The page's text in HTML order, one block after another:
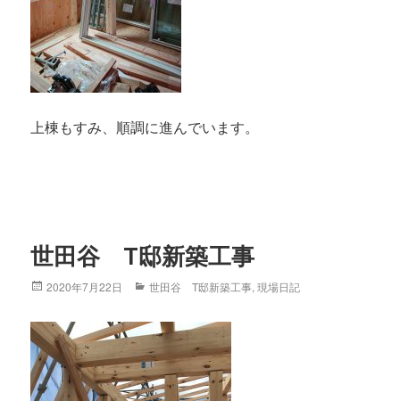
上棟もすみ、順調に進んでいます。
世田谷 T邸新築工事
Posted
2020年7月22日 Categories
世田谷 T邸新築工事,現場日記